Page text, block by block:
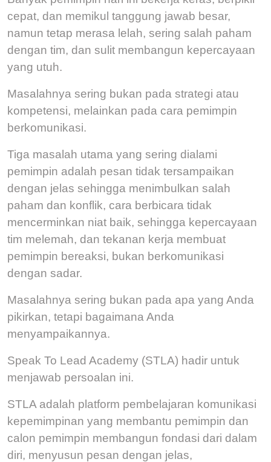
cepat, dan memikul tanggung jawab besar,
namun tetap merasa lelah, sering salah paham
dengan tim, dan sulit membangun kepercayaan
yang utuh.
Masalahnya sering bukan pada strategi atau
kompetensi, melainkan pada cara pemimpin
berkomunikasi.
Tiga masalah utama yang sering dialami
pemimpin adalah pesan tidak tersampaikan
dengan jelas sehingga menimbulkan salah
paham dan konflik, cara berbicara tidak
mencerminkan niat baik, sehingga kepercayaan
tim melemah, dan tekanan kerja membuat
pemimpin bereaksi, bukan berkomunikasi
dengan sadar.
Masalahnya sering bukan pada apa yang Anda
pikirkan, tetapi bagaimana Anda
menyampaikannya.
Speak To Lead Academy (STLA) hadir untuk
menjawab persoalan ini.
STLA adalah platform pembelajaran komunikasi
kepemimpinan yang membantu pemimpin dan
calon pemimpin membangun fondasi dari dalam
diri, menyusun pesan dengan jelas,